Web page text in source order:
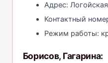
Адрес:
Контактный
Режим работы:
Борисов, Гагарина: